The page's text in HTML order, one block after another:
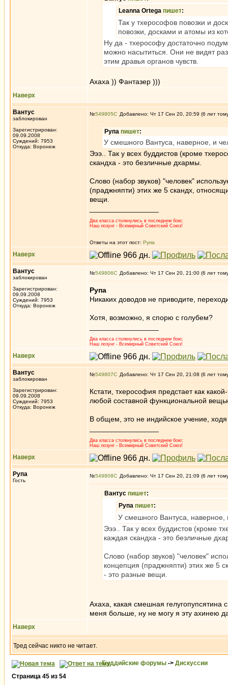
Leanna Ortega пишет:
Так у тхерософов повозки и
повозки, досками и атомы из
Ну да - тхерософу достаточно
можно насытиться. Они не видят
этим дравья органов чувств.
Ахаха )) Фантазер )))
Наверх
Вантус
заблокирован
Зарегистрирован:
09.09.2008
Суждений: 7953
Откуда: Воронеж
№549805 Добавлено: Чт 17 Сен 20, 20:59 (6 лет
Рупа пишет:
У смешного Вантуса, наверное, и
Эээ.. Так у всех буддистов (кроме
скандха - это безличные дхармы.
Слово (набор звуков) "человек"
(праджняпти) этих же 5 скандх,
вещи.
Два класса столкнулись в последнем бою;
Наш лозунг - Всемирный Советский Союз!
Ответы на этот пост: Рупа
Наверх
Вантус
заблокирован
Зарегистрирован:
09.09.2008
Суждений: 7953
Откуда: Воронеж
№549806 Добавлено: Чт 17 Сен 20, 21:00 (6 лет
Рупа
Никаких доводов не приводите,
Хотя, возможно, я спорю с голубем?
Два класса столкнулись в последнем бою;
Наш лозунг - Всемирный Советский Союз!
Наверх
Вантус
заблокирован
Зарегистрирован:
09.09.2008
Суждений: 7953
Откуда: Воронеж
№549807 Добавлено: Чт 17 Сен 20, 21:08 (6 лет
Кстати, тхерософия предстает как
любой составной функциональной
В общем, это не индийское учение,
Два класса столкнулись в последнем бою;
Наш лозунг - Всемирный Советский Союз!
Наверх
Рупа
Гость
№549808 Добавлено: Чт 17 Сен 20, 21:09 (6 лет
Вантус пишет:
Рупа пишет:
У смешного Вантуса,
Эээ.. Так у всех буддистов (кроме
каждая скандха - это безличные
Слово (набор звуков) "человек"
концепция (праджняпти) этих же 5
- это разные вещи.
Ахаха, какая смешная
меня больше, ну не могу я эту ахинею
Наверх
Тред сейчас никто не читает.
Буддийские форумы -> Дискуссии
Страница 45 из 54